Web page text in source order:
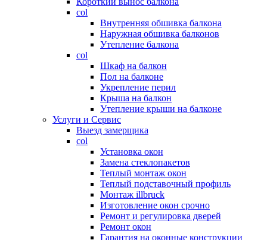
col
Внутренняя обшивка балкона
Наружная обшивка балконов
Утепление балкона
col
Шкаф на балкон
Пол на балконе
Укрепление перил
Крыша на балкон
Утепление крыши на балконе
Услуги и Сервис
Выезд замерщика
col
Установка окон
Замена стеклопакетов
Теплый монтаж окон
Теплый подставочный профиль
Монтаж illbruck
Изготовление окон срочно
Ремонт и регулировка дверей
Ремонт окон
Гарантия на оконные конструкции